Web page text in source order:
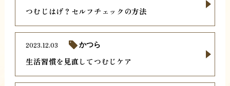
つむじはげ？セルフチェックの方法
生活習慣を見直してつむじケア
2023.12.03 かつら